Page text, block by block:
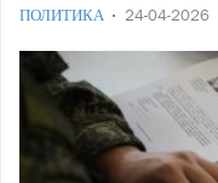
ПОЛИТИКА 24-04-2026